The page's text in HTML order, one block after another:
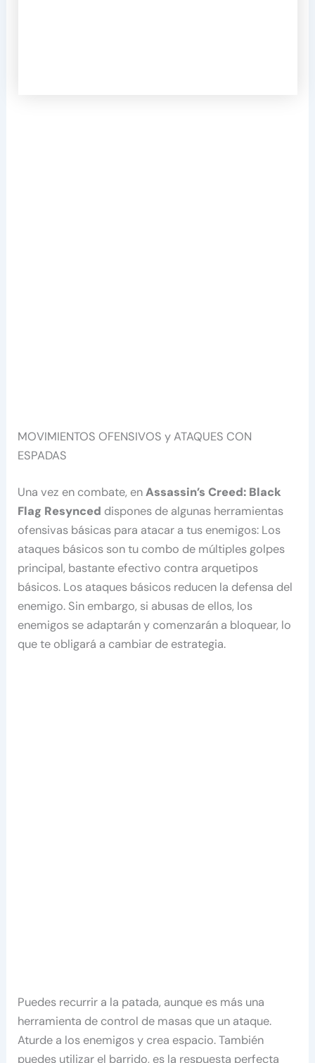
MOVIMIENTOS OFENSIVOS y ATAQUES CON
ESPADAS
Una vez en combate, enAssassin’s Creed: Black
Flag Resynced dispones de algunas herramientas
ofensivas básicas para atacar a tus enemigos: Los
ataques básicos son tu combo de múltiples golpes
principal, bastante efectivo contra arquetipos
básicos. Los ataques básicos reducen la defensa del
enemigo. Sin embargo, si abusas de ellos, los
enemigos se adaptarán y comenzarán a bloquear, lo
que te obligará a cambiar de estrategia.
Puedes recurrir a la patada, aunque es más una
herramienta de control de masas que un ataque.
Aturde a los enemigos y crea espacio. También
puedes utilizar el barrido, es la respuesta perfecta